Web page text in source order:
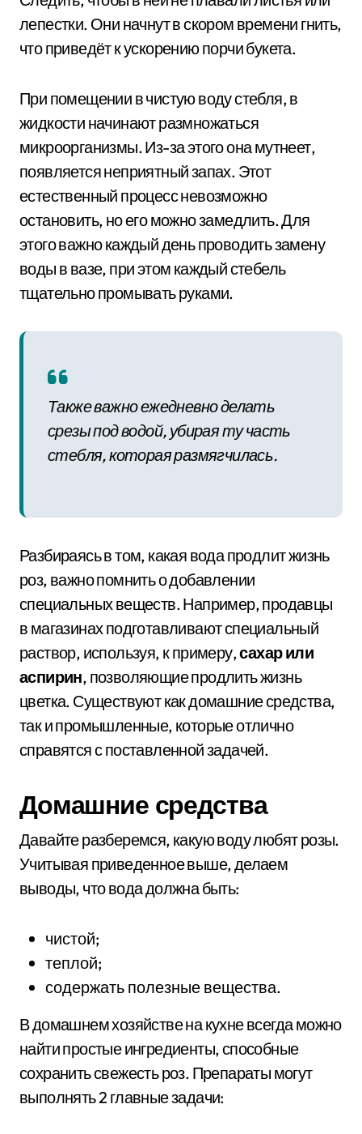
лепестки. Они начнут в скором времени гнить,
что приведёт к ускорению порчи букета.
При помещении в чистую воду стебля, в
жидкости начинают размножаться
микроорганизмы. Из-за этого она мутнеет,
появляется неприятный запах. Этот
естественный процесс невозможно
остановить, но его можно замедлить. Для
этого важно каждый день проводить замену
воды в вазе, при этом каждый стебель
тщательно промывать руками.
Также важно ежедневно делать
срезы под водой, убирая ту часть
стебля, которая размягчилась.
Разбираясь в том, какая вода продлит жизнь
роз, важно помнить о добавлении
специальных веществ. Например, продавцы
в магазинах подготавливают специальный
раствор, используя, к примеру,сахар или
аспирин, позволяющие продлить жизнь
цветка. Существуют как домашние средства,
так и промышленные, которые отлично
справятся с поставленной задачей.
Домашние средства
Давайте разберемся, какую воду любят розы.
Учитывая приведенное выше, делаем
выводы, что вода должна быть:
чистой;
теплой;
содержать полезные вещества.
В домашнем хозяйстве на кухне всегда можно
найти простые ингредиенты, способные
сохранить свежесть роз. Препараты могут
выполнять 2 главные задачи: